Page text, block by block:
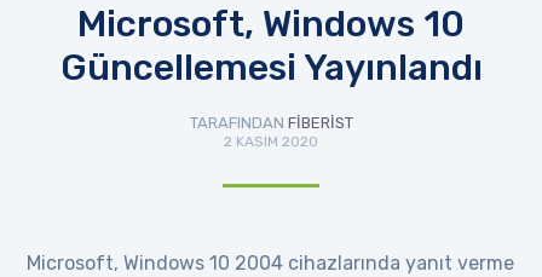
Microsoft, Windows 10
Güncellemesi Yayınlandı
TARAFINDAN FIBERIST
2 KASIM 2020
Microsoft, Windows 10 2004 cihazlarında yanıt verme